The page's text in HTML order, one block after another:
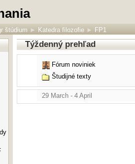
štúdium ► Katedra filozofie ► FP1
Týždenný prehľad
Fórum noviniek
Študijné texty
29 March - 4 April